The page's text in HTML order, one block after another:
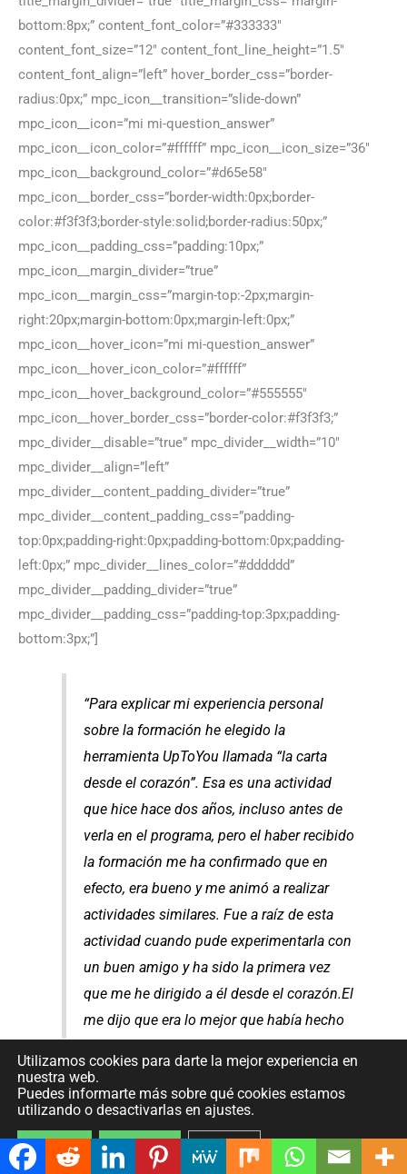
bottom:8px;” content_font_color=”#333333″
content_font_size=”12″ content_font_line_height=”1.5″
content_font_align=”left” hover_border_css=”border-
radius:0px;” mpc_icon__transition=”slide-down”
mpc_icon__icon=”mi mi-question_answer”
mpc_icon__icon_color=”#ffffff” mpc_icon__icon_size=”36″
mpc_icon__background_color=”#d65e58″
mpc_icon__border_css=”border-width:0px;border-
color:#f3f3f3;border-style:solid;border-radius:50px;”
mpc_icon__padding_css=”padding:10px;”
mpc_icon__margin_divider=”true”
mpc_icon__margin_css=”margin-top:-2px;margin-
right:20px;margin-bottom:0px;margin-left:0px;”
mpc_icon__hover_icon=”mi mi-question_answer”
mpc_icon__hover_icon_color=”#ffffff”
mpc_icon__hover_background_color=”#555555″
mpc_icon__hover_border_css=”border-color:#f3f3f3;”
mpc_divider__disable=”true” mpc_divider__width=”10″
mpc_divider__align=”left”
mpc_divider__content_padding_divider=”true”
mpc_divider__content_padding_css=”padding-
top:0px;padding-right:0px;padding-bottom:0px;padding-
left:0px;” mpc_divider__lines_color=”#dddddd”
mpc_divider__padding_divider=”true”
mpc_divider__padding_css=”padding-top:3px;padding-
bottom:3px;”]
“Para explicar mi experiencia personal
sobre la formación he elegido la
herramienta UpToYou llamada “la carta
desde el corazón”. Esa es una actividad
que hice hace dos años, incluso antes de
verla en el programa, pero el haber recibido
la formación me ha confirmado que en
efecto, era bueno y me animó a realizar
actividades similares. Fue a raíz de esta
actividad cuando pude experimentarla con
un buen amigo y ha sido la primera vez
que me he dirigido a él desde el corazón.El
me dijo que era lo mejor que había hecho
sacado y que puedo compartir de
UpToYou.”
Utilizamos cookies para darte la mejor experiencia en
nuestra web.
Puedes informarte más sobre qué cookies estamos
utilizando o desactivarlas en ajustes.
Aceptar Rechazar